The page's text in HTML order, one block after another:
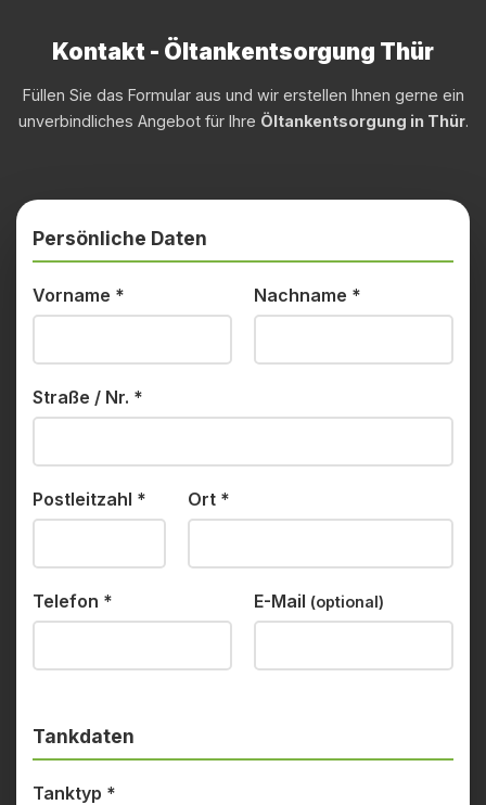
Kontakt - Öltankentsorgung Thür
Füllen Sie das Formular aus und wir erstellen Ihnen gerne ein
unverbindliches Angebot für Ihre Öltankentsorgung in Thür.
Persönliche Daten
Vorname * Nachname *
Straße / Nr. *
Postleitzahl * Ort *
Telefon * E-Mail (optional)
Tankdaten
Tanktyp *